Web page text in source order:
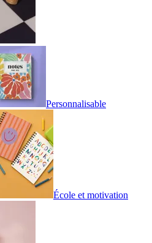
Personnalisable
École et motivation